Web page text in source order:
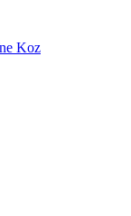
Koz